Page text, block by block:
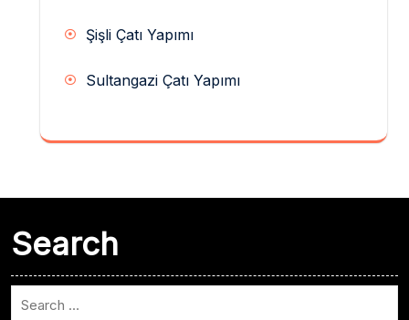
Şişli Çatı Yapımı
Sultangazi Çatı Yapımı
Search